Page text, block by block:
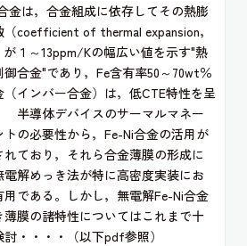
金は，合金組成に依存してその熱膨
（coefficient of thermal expansion，
が１～13ppm/Kの幅広い値を示す"熱
御合金"であり，Fe含有率50～70wt％
（インバー合金）は，低CTE特性を呈
半導体デバイスのサーマルマネー
トの必要性から，Fe-Ni合金の活用が
れており，それら合金薄膜の形成に
電解めっき法が特に高密度実装にお
用である。しかし，無電解Fe-Ni合金
薄膜の諸特性についてはこれまで十
・・・・（以下pdf参照）